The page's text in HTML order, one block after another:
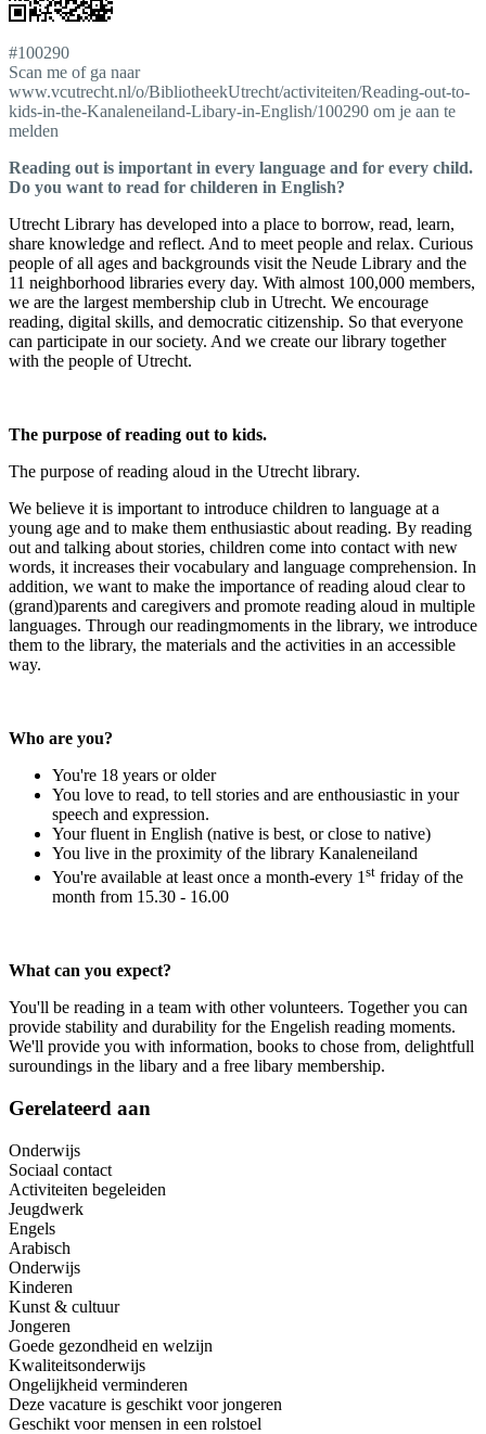
#100290
Scan me of ga naar
www.vcutrecht.nl/o/BibliotheekUtrecht/activiteiten/Reading-out-to-
kids-in-the-Kanaleneiland-Libary-in-English/100290 om je aan te
melden
Reading out is important in every language and for every child.
Do you want to read for childeren in English?
Utrecht Library has developed into a place to borrow, read, learn,
share knowledge and reflect. And to meet people and relax. Curious
people of all ages and backgrounds visit the Neude Library and the
11 neighborhood libraries every day. With almost 100,000 members,
we are the largest membership club in Utrecht. We encourage
reading, digital skills, and democratic citizenship. So that everyone
can participate in our society. And we create our library together
with the people of Utrecht.
The purpose of reading out to kids.
The purpose of reading aloud in the Utrecht library.
We believe it is important to introduce children to language at a
young age and to make them enthusiastic about reading. By reading
out and talking about stories, children come into contact with new
words, it increases their vocabulary and language comprehension. In
addition, we want to make the importance of reading aloud clear to
(grand)parents and caregivers and promote reading aloud in multiple
languages. Through our readingmoments in the library, we introduce
them to the library, the materials and the activities in an accessible
way.
Who are you?
You're 18 years or older
You love to read, to tell stories and are enthousiastic in your
speech and expression.
Your fluent in English (native is best, or close to native)
You live in the proximity of the library Kanaleneiland
You're available at least once a month-every 1 st friday of the
month from 15.30 - 16.00
What can you expect?
You'll be reading in a team with other volunteers. Together you can
provide stability and durability for the Engelish reading moments.
We'll provide you with information, books to chose from, delightfull
suroundings in the libary and a free libary membership.
Gerelateerd aan
Onderwijs
Sociaal contact
Activiteiten begeleiden
Jeugdwerk
Engels
Arabisch
Onderwijs
Kinderen
Kunst & cultuur
Jongeren
Goede gezondheid en welzijn
Kwaliteitsonderwijs
Ongelijkheid verminderen
Deze vacature is geschikt voor jongeren
Geschikt voor mensen in een rolstoel